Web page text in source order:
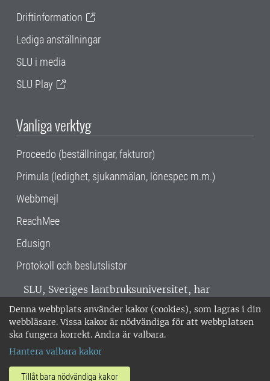
Denna webbplats använder kakor (cookies), som lagras i din
webbläsare. Vissa kakor är nödvändiga för att webbplatsen
ska fungera korrekt. Andra är valbara.
Hantera valbara kakor
Tillåt bara nödvändiga kakor
Driftinformation
Lediga anställningar
SLU i media
SLU Play
Vanliga verktyg
Proceedo (beställningar, fakturor)
Primula (ledighet, sjukanmälan, lönespec m.m.)
Webbmejl
ReachMee
Edusign
Protokoll och beslutslistor
SLU, Sveriges lantbruksuniversitet, har
verksamhet över hela Sverige. Huvudorter är
Alnarp, Uppsala och Umeå.SLU är
miljöcertifierat enligt ISO 14001. •
018-67 10 00 • Org nr: 202100-2817 •
Om SLU:s webbplatser